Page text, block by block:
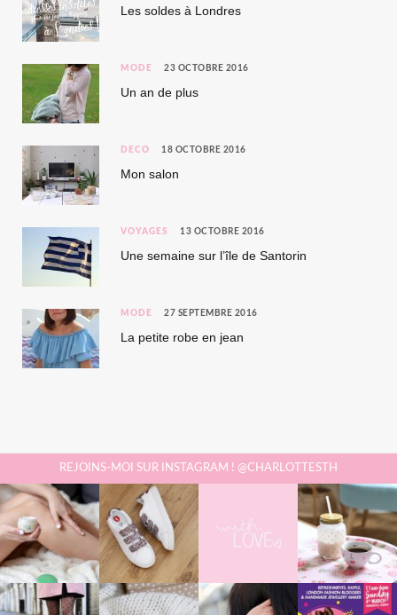
Les soldes à Londres
MODE 23 OCTOBRE 2016
Un an de plus
DÉCO 18 OCTOBRE 2016
Mon salon
VOYAGES 13 OCTOBRE 2016
Une semaine sur l’île de Santorin
MODE 27 SEPTEMBRE 2016
La petite robe en jean
REJOINS-MOI SUR INSTAGRAM ! @CHARLOTTESTH